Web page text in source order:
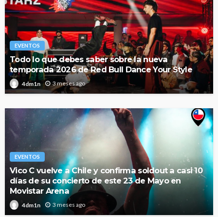
EVENTOS
Todo lo que debes saber sobre la nueva
temporada 2026 de Red Bull Dance Your Style
4dm1n 3 meses ago
EVENTOS
Vico C vuelve a Chile y confirma soldout a casi 10
días de su concierto de este 23 de Mayo en
Movistar Arena
4dm1n 3 meses ago